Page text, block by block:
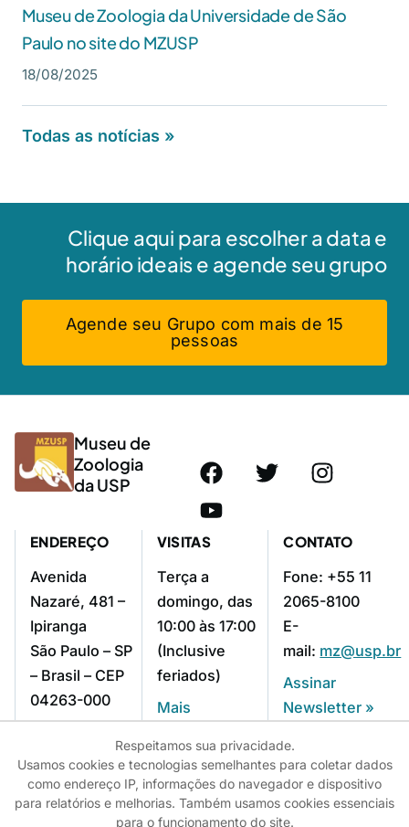
Museu de Zoologia da Universidade de São
Paulo no site do MZUSP
18/08/2025
Todas as notícias »
Clique aqui para escolher a data e
horário ideais e agende seu grupo
Agende seu Grupo com mais de 15
pessoas
Museu de
Zoologia
da USP
ENDEREÇO
Avenida
Nazaré, 481 –
Ipiranga
São Paulo – SP
– Brasil – CEP
04263-000
VISITAS
Terça a
domingo, das
10:00 às 17:00
(Inclusive
feriados)
Mais
CONTATO
Fone: +55 11
2065-8100
E-
mail: mz@usp.br
Assinar
Newsletter »
© 2025 - USP - Universidade de São Paulo
Respeitamos sua privacidade.
Usamos cookies e tecnologias semelhantes para coletar dados
como endereço IP, informações do navegador e dispositivo
para relatórios e melhorias. Também usamos cookies essenciais
para o funcionamento do site.